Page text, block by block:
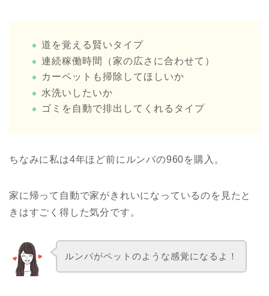
道を覚える賢いタイプ
連続稼働時間（家の広さに合わせて）
カーペットも掃除してほしいか
水洗いしたいか
ゴミを自動で排出してくれるタイプ
ちなみに私は4年ほど前にルンバの960を購入。
家に帰って自動で家がきれいになっているのを見たと
きはすごく得した気分です。
ルンバがペットのような感覚になるよ！